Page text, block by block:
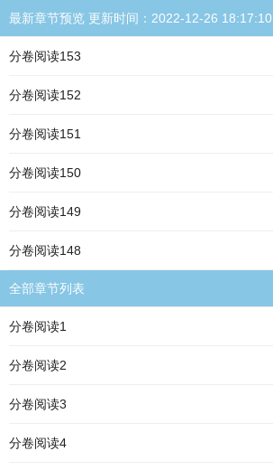
最新章节预览 更新时间：2022-12-26 18:17:10
分卷阅读153
分卷阅读152
分卷阅读151
分卷阅读150
分卷阅读149
分卷阅读148
全部章节列表
分卷阅读1
分卷阅读2
分卷阅读3
分卷阅读4